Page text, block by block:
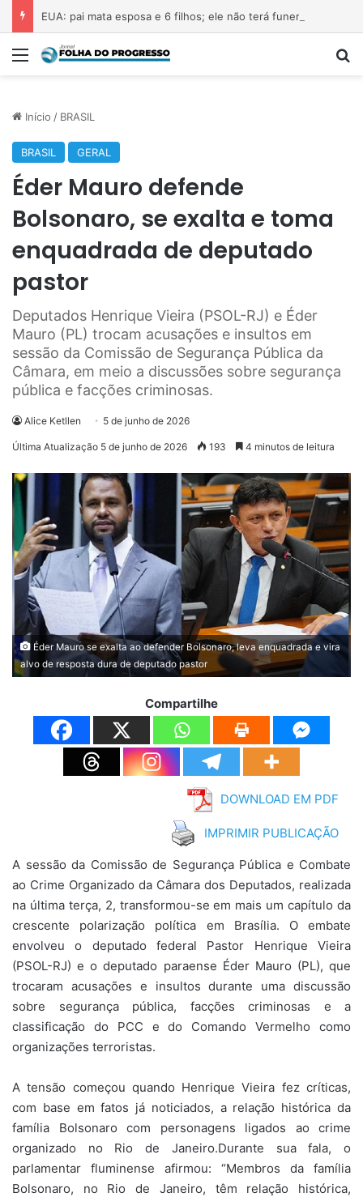
Menu
Início / BRASIL
BRASIL GERAL
Éder Mauro defende
Bolsonaro, se exalta e toma
enquadrada de deputado
pastor
Deputados Henrique Vieira (PSOL-RJ) e Éder
Mauro (PL) trocam acusações e insultos em
sessão da Comissão de Segurança Pública da
Câmara, em meio a discussões sobre segurança
pública e facções criminosas.
Alice Ketllen 5 de junho de 2026
Última Atualização 5 de junho de 2026 193 4 minutos de leitura
Éder Mauro se exalta ao defender Bolsonaro, leva enquadrada e vira
alvo de resposta dura de deputado pastor
Compartilhe
DOWNLOAD EM PDF
IMPRIMIR PUBLICAÇÃO
A sessão da Comissão de Segurança Pública e Combate
ao Crime Organizado da Câmara dos Deputados, realizada
na última terça, 2, transformou-se em mais um capítulo da
crescente polarização política em Brasília. O embate
envolveu o deputado federal Pastor Henrique Vieira
(PSOL-RJ) e o deputado paraense Éder Mauro (PL), que
trocaram acusações e insultos durante uma discussão
sobre segurança pública, facções criminosas e a
classificação do PCC e do Comando Vermelho como
organizações terroristas.
A tensão começou quando Henrique Vieira fez críticas,
com base em fatos já noticiados, a relação histórica da
família Bolsonaro com personagens ligados ao crime
organizado no Rio de Janeiro.Durante sua fala, o
parlamentar fluminense afirmou: “Membros da família
Bolsonaro, no Rio de Janeiro, têm relação histórica,